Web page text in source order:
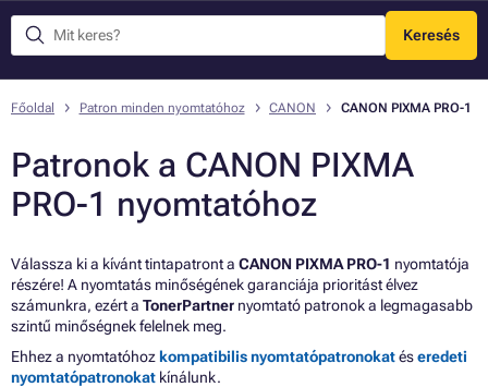
Keresés
Menü
Főoldal Patron minden nyomtatóhoz CANON CANON PIXMA PRO-1
Patronok a CANON PIXMA
PRO-1 nyomtatóhoz
Válassza ki a kívánt tintapatront a CANON PIXMA PRO-1 nyomtatója
részére! A nyomtatás minőségének garanciája prioritást élvez
számunkra, ezért a TonerPartner nyomtató patronok a legmagasabb
szintű minőségnek felelnek meg.
Ehhez a nyomtatóhoz kompatibilis nyomtatópatronokatéseredeti
nyomtatópatronokat kínálunk.